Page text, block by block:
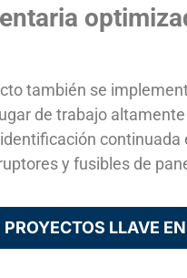
también se
de trabajo
y fusibles de
PROYECTOS LLAVE